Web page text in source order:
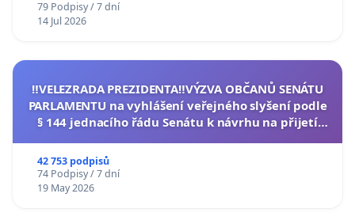
79 Podpisy / 7 dní
14 Jul 2026
‼️VELEZRADA PREZIDENTA‼️VÝZVA OBČANŮ SENÁTU
PARLAMENTU na vyhlášení veřejného slyšení podle
§ 144 jednacího řádu Senátu k návrhu na přijetí
42 753 podpisů
74 Podpisy / 7 dní
19 May 2026